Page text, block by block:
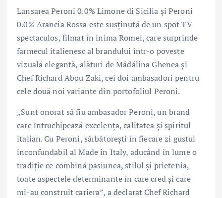
Lansarea Peroni 0.0% Limone di Sicilia și Peroni
0.0% Arancia Rossa este susținută de un spot TV
spectaculos, filmat în inima Romei, care surprinde
farmecul italienesc al brandului într-o poveste
vizuală elegantă, alături de Mădălina Ghenea și
Chef Richard Abou Zaki, cei doi ambasadori pentru
cele două noi variante din portofoliul Peroni.
„Sunt onorat să fiu ambasador Peroni, un brand
care întruchipează excelența, calitatea și spiritul
italian. Cu Peroni, sărbătorești în fiecare zi gustul
inconfundabil al Made in Italy, aducând în lume o
tradiție ce combină pasiunea, stilul și prietenia,
toate aspectele determinante în care cred și care
mi-au construit cariera”, a declarat Chef Richard